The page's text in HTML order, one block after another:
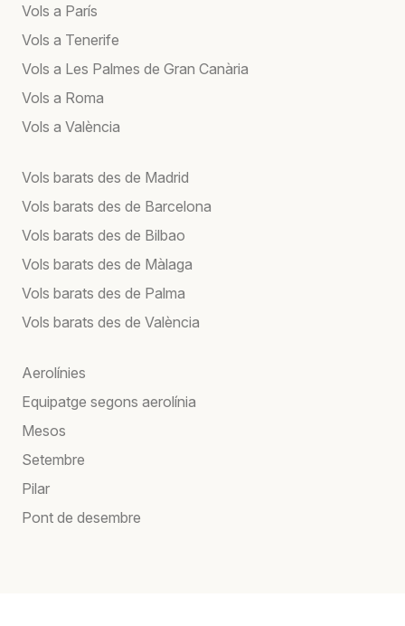
Vols a París
Vols a Tenerife
Vols a Les Palmes de Gran Canària
Vols a Roma
Vols a València
Vols barats des de Madrid
Vols barats des de Barcelona
Vols barats des de Bilbao
Vols barats des de Màlaga
Vols barats des de Palma
Vols barats des de València
Aerolínies
Equipatge segons aerolínia
Mesos
Setembre
Pilar
Pont de desembre